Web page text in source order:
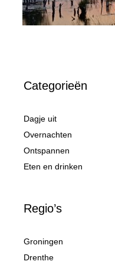
Categorieën
Dagje uit
Overnachten
Ontspannen
Eten en drinken
Regio’s
Groningen
Drenthe